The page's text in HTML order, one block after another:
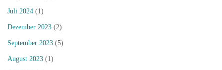
Juli 2024 (1)
Dezember 2023 (2)
September 2023 (5)
August 2023 (1)